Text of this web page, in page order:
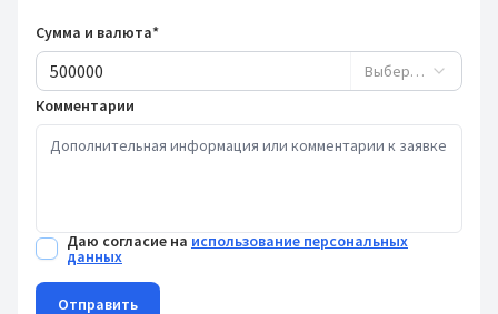
Сумма и валюта*
Выберите валюту
Комментарии
Даю согласие на использование персональных
данных
Отправить